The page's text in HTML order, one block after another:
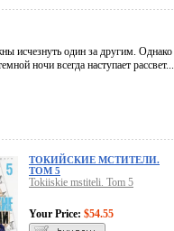
исчезнуть один за другим. Однако
ночи всегда наступает рассвет...
ТОКИЙСКИЕ МСТИТЕЛИ.
ТОМ 5
Tokiiskie mstiteli. Tom 5
Your Price: $54.55